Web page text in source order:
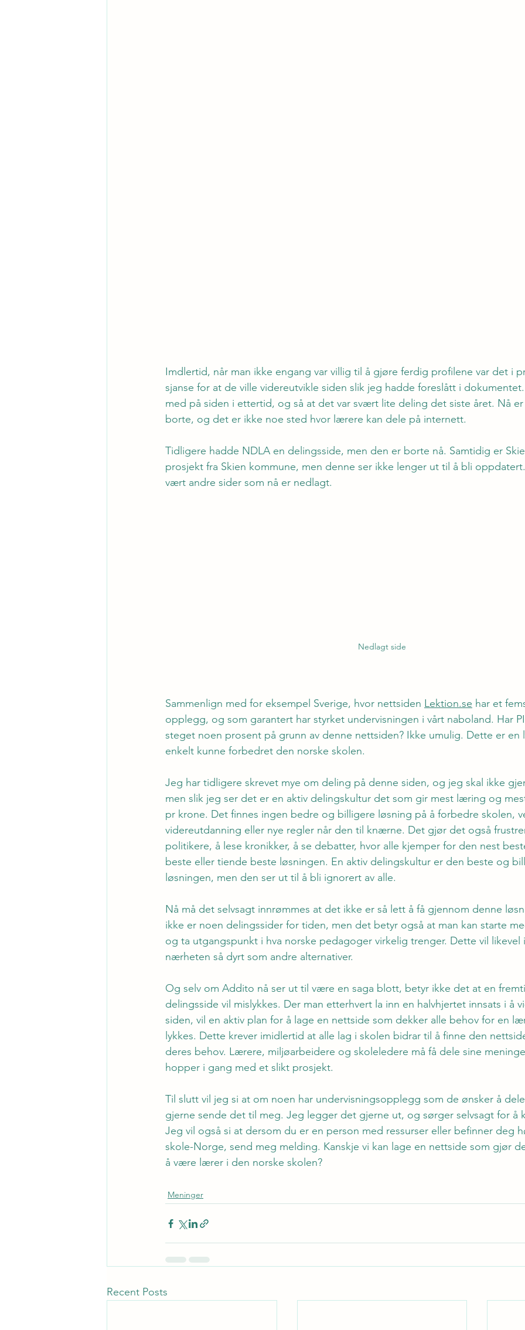
Imdlertid, når man ikke engang var villig til å gjøre ferdig profilene var det i
sjanse for at de ville videreutvikle siden slik jeg hadde foreslått i
med på siden i ettertid, og så at det var svært lite deling det siste året. Nå
borte, og det er ikke noe sted hvor lærere kan dele på internett.
Tidligere hadde NDLA en delingsside, men den er borte nå. Samtidig er
prosjekt fra Skien kommune, men denne ser ikke lenger ut til å bli
vært andre sider som nå er nedlagt.
Nedlagt side
Sammenlign med for eksempel Sverige, hvor nettsiden Lektion.se har et
opplegg, og som garantert har styrket undervisningen i vårt naboland. Har
steget noen prosent på grunn av denne nettsiden? Ikke umulig. Dette er en
enkelt kunne forbedret den norske skolen.
Jeg har tidligere skrevet mye om deling på denne siden, og jeg skal ikke
men slik jeg ser det er en aktiv delingskultur det som gir mest læring og
pr krone. Det finnes ingen bedre og billigere løsning på å forbedre skolen,
videreutdanning eller nye regler når den til knærne. Det gjør det også
politikere, å lese kronikker, å se debatter, hvor alle kjemper for den nest
beste eller tiende beste løsningen. En aktiv delingskultur er den beste og
løsningen, men den ser ut til å bli ignorert av alle.
Nå må det selvsagt innrømmes at det ikke er så lett å få gjennom denne
ikke er noen delingssider for tiden, men det betyr også at man kan starte
og ta utgangspunkt i hva norske pedagoger virkelig trenger. Dette vil likevel
nærheten så dyrt som andre alternativer.
Og selv om Addito nå ser ut til være en saga blott, betyr ikke det at en
delingsside vil mislykkes. Der man etterhvert la inn en halvhjertet innsats i å
siden, vil en aktiv plan for å lage en nettside som dekker alle behov for en
lykkes. Dette krever imidlertid at alle lag i skolen bidrar til å finne den
deres behov. Lærere, miljøarbeidere og skoleledere må få dele sine
hopper i gang med et slikt prosjekt.
Til slutt vil jeg si at om noen har undervisningsopplegg som de ønsker å
gjerne sende det til meg. Jeg legger det gjerne ut, og sørger selvsagt for å
Jeg vil også si at dersom du er en person med ressurser eller befinner deg
skole-Norge, send meg melding. Kanskje vi kan lage en nettside som gjør
å være lærer i den norske skolen?
Meninger
Recent Posts